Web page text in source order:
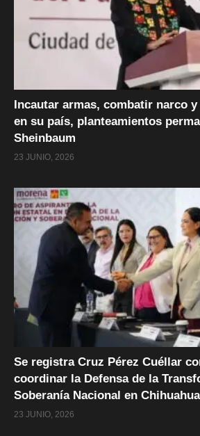
Incautar armas, combatir narco
en su país, planteamientos
Sheinbaum
23 JUNIO, 2026
Se registra Cruz Pérez Cuéllar
coordinar la Defensa de la
Soberanía Nacional en Chihuahua
23 JUNIO, 2026